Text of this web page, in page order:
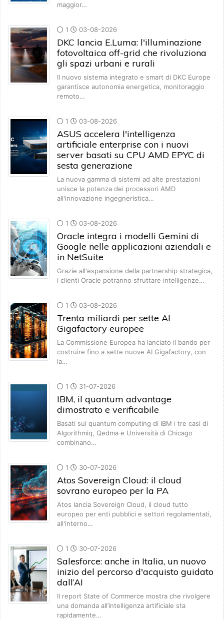
maggior…
1 03-08-2026
DKC lancia E.Luma: l'illuminazione
fotovoltaica off-grid che rivoluziona
gli spazi urbani e rurali
Il nuovo sistema integrato e smart di DKC Europe
garantisce autonomia energetica, monitoraggio
remoto…
1 03-08-2026
ASUS accelera l'intelligenza
artificiale enterprise con i nuovi
server basati su CPU AMD EPYC di
sesta generazione
La nuova gamma di sistemi ad alte prestazioni
unisce la potenza dei processori AMD
all'innovazione ingegneristica…
1 03-08-2026
Oracle integra i modelli Gemini di
Google nelle applicazioni aziendali e
in NetSuite
Grazie all'espansione della partnership strategica,
i clienti Oracle potranno sfruttare intelligenze…
1 03-08-2026
Trenta miliardi per sette AI
Gigafactory europee
La Commissione Europea ha lanciato il bando per
costruire fino a sette nuove AI Gigafactory, con
la…
1 31-07-2026
IBM, il quantum advantage
dimostrato e verificabile
Basati sul quantum computing di IBM i tre casi di
Algorithmiq, Qedma e Università di Chicago
combinano…
1 30-07-2026
Atos Sovereign Cloud: il cloud
sovrano europeo per la PA
Atos lancia Sovereign Cloud, il cloud tutto
europeo per enti pubblici e settori regolamentati,
all'interno…
1 30-07-2026
Salesforce: anche in Italia, un nuovo
inizio del percorso d'acquisto guidato
dall’AI
Il report State of Commerce mostra che rivolgere
una domanda all’intelligenza artificiale sta
rapidamente…